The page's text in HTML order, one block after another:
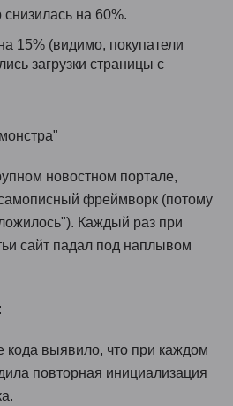
снизилась на 60%.
15% (видимо, покупатели
загрузки страницы с
новостном портале,
фреймворк (потому
Каждый раз при
сайт падал под наплывом
выявило, что при каждом
повторная инициализация